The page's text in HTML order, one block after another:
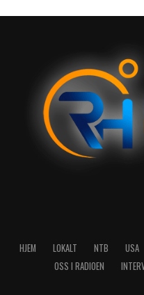
HJEM LOKALT NTB USA
OSS I RADIOEN